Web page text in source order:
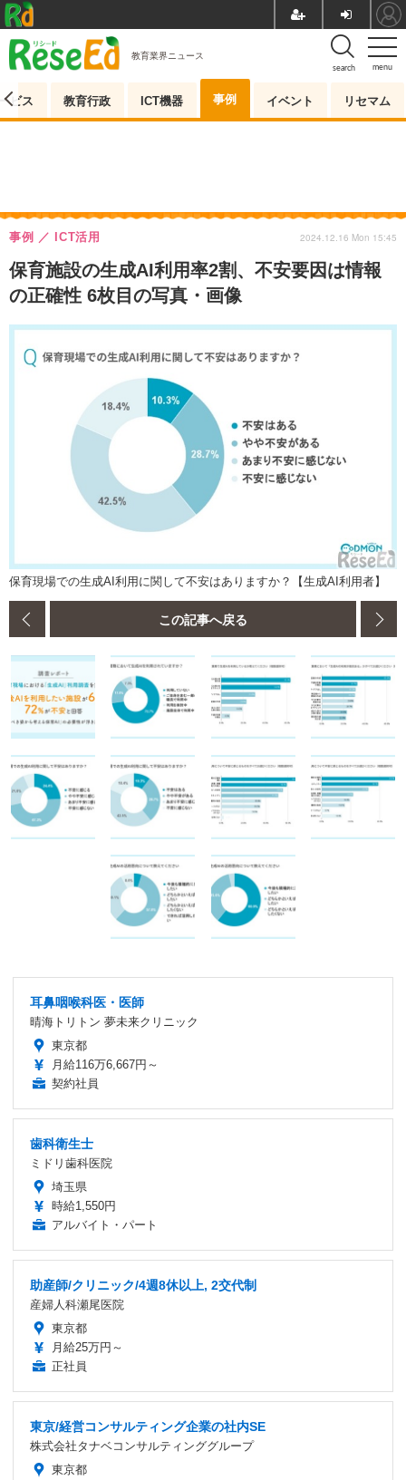
menu
search
教育業界ニュース
ビス 教育行政 ICT機器 事例 イベント リセマム
保育施設の生成AI利用率2割、不安要因は情報
の正確性 6枚目の写真・画像
事例 ICT活用 2024.12.16 Mon 15:45
保育現場での生成AI利用に関して不安はありますか？【生成AI利用者】
この記事へ戻る
耳鼻咽喉科医・医師
晴海トリトン 夢未来クリニック
東京都
月給116万6,667円～
契約社員
歯科衛生士
ミドリ歯科医院
埼玉県
時給1,550円
アルバイト・パート
助産師/クリニック/4週8休以上, 2交代制
産婦人科瀬尾医院
東京都
月給25万円～
正社員
東京/経営コンサルティング企業の社内SE
株式会社タナベコンサルティンググループ
東京都